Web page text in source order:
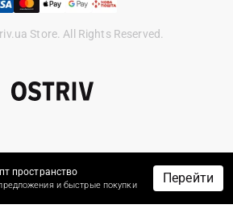
Store. All Rights Reserved.
пространство
и быстрые покупки Перейти